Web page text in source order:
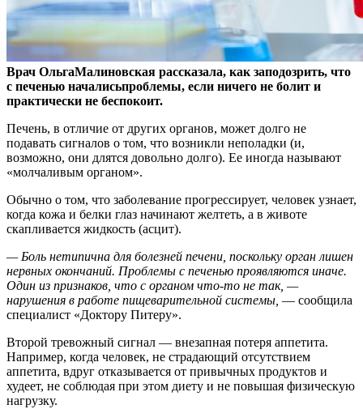
Врач ОльгаМалиновская рассказала, как заподозрить, что
с печенью началисьпроблемы, если ничего не болит и
практически не беспокоит.
Печень, в отличие от других органов, может долго не
подавать сигналов о том, что возникли неполадки (и,
возможно, они длятся довольно долго). Ее иногда называют
«молчаливым органом».
Обычно о том, что заболевание прогрессирует, человек узнает,
когда кожа и белки глаз начинают желтеть, а в животе
скапливается жидкость (асцит).
— Боль нетипична для болезней печени, поскольку орган лишен
нервных окончаний. Проблемы с печенью проявляются иначе.
Один из признаков, что с органом что-то не так, —
нарушения в работе пищеварительной системы, — сообщила
специалист «Доктору Питеру».
Второй тревожный сигнал — внезапная потеря аппетита.
Например, когда человек, не страдающий отсутствием
аппетита, вдруг отказывается от привычных продуктов и
худеет, не соблюдая при этом диету и не повышая физическую
нагрузку.